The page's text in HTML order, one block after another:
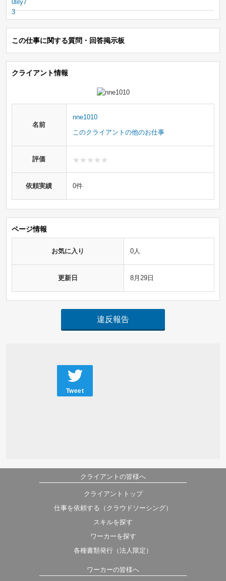
この仕事に関する質問・回答掲示板
クライアント情報
名前
nne1010
このクライアントの他のお仕事
評価
依頼実績 0件
ページ情報
お気に入り 0人
更新日 8月29日
違反報告
Tweet
クライアントの皆様へ
クライアントトップ
仕事を依頼する（クラウドソーシング）
スキルを探す
ワーカーを探す
各種書類発行（法人限定）
ワーカーの皆様へ